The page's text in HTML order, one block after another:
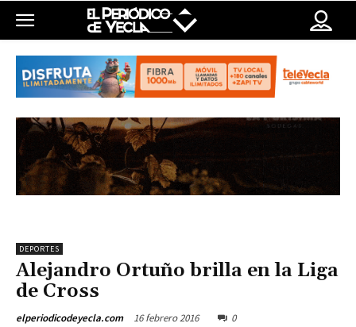
DEPORTES
Alejandro Ortuño brilla en la Liga
de Cross
elperiodicodeyecla.com 16 febrero 2016 0